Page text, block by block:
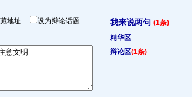
地址 设为辩论话题 我来说两句 (1条)
精华区
辩论区(1条)